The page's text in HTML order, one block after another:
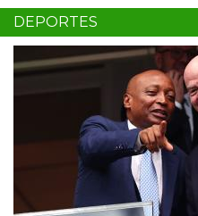
DEPORTES